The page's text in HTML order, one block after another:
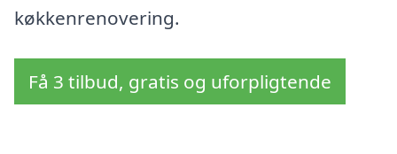
køkkenrenovering.
Få 3 tilbud, gratis og uforpligtende